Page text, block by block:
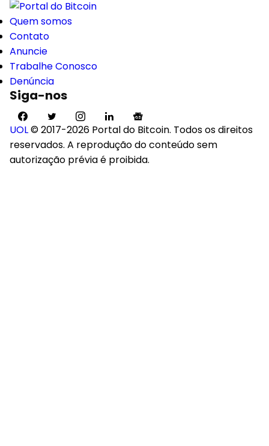
Quem somos
Contato
Anuncie
Trabalhe Conosco
Denúncia
Siga-nos
UOL© 2017-2026 Portal do Bitcoin. Todos os direitos
reservados. A reprodução do conteúdo sem
autorização prévia é proibida.